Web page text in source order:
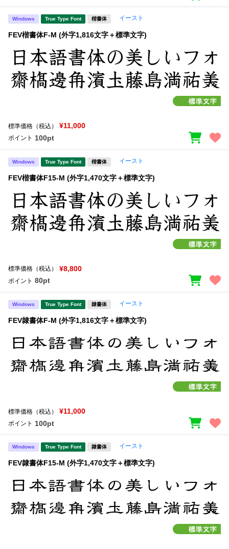
Windows True Type Font 楷書体 イースト
FEV楷書体F-M (外字1,816文字＋標準文字)
標準価格（税込） ¥11,000
ポイント 100pt
Windows True Type Font 楷書体 イースト
FEV楷書体F15-M (外字1,470文字＋標準文字)
標準価格（税込） ¥8,800
ポイント 80pt
Windows True Type Font 隷書体 イースト
FEV隷書体F-M (外字1,816文字＋標準文字)
標準価格（税込） ¥11,000
ポイント 100pt
Windows True Type Font 隷書体 イースト
FEV隷書体F15-M (外字1,470文字＋標準文字)